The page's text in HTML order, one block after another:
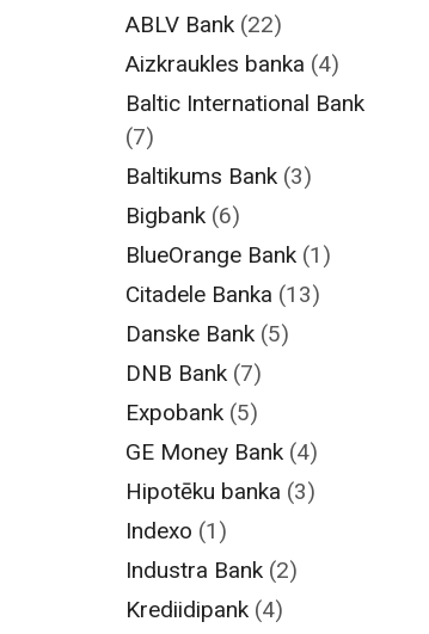
ABLV Bank (22)
Aizkraukles banka (4)
Baltic International Bank
(7)
Baltikums Bank (3)
Bigbank (6)
BlueOrange Bank (1)
Citadele Banka (13)
Danske Bank (5)
DNB Bank (7)
Expobank (5)
GE Money Bank (4)
Hipotēku banka (3)
Indexo (1)
Industra Bank (2)
Krediidipank (4)